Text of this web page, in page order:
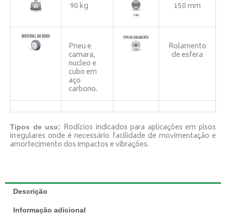
90 kg 150 mm
Pneu e
camara,
nucleo e
cubo em
aço
carbono.
Rolamento
de esfera
Tipos de uso: Rodízios indicados para aplicações em pisos
irregulares onde é necessário facilidade de movimentação e
amortecimento dos impactos e vibrações.
Descrição
Informação adicional